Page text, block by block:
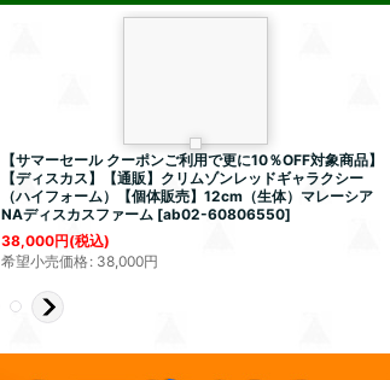
【サマーセール クーポンご利用で更に10％OFF対象商品】
【ディスカス】【通販】クリムゾンレッドギャラクシー
（ハイフォーム）【個体販売】12cm（生体）マレーシア
NAディスカスファーム [ab02-60806550]
38,000円(税込)
希望小売価格: 38,000円